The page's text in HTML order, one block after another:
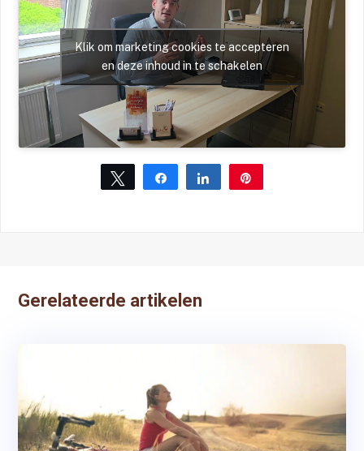
Klik om marketing cookies te accepteren
en deze inhoud in te schakelen
Tweet Share Share
Gerelateerde artikelen